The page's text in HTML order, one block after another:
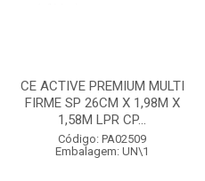
CE ACTIVE PREMIUM MULTI
FIRME SP 26CM X 1,98M X
1,58M LPR CP...
Código: PA02509
Embalagem: UN\1